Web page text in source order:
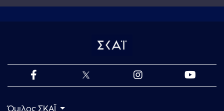
Όμιλος ΣΚΑΪ